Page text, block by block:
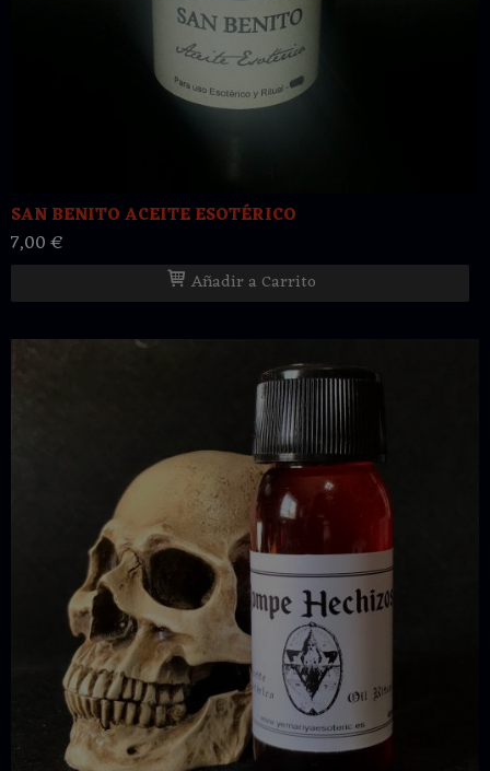
SAN BENITO ACEITE ESOTÉRICO
7,00 €
Añadir a Carrito